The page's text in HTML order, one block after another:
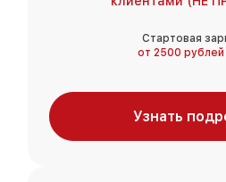
Стартовая
от 2500 рублей
Узнать